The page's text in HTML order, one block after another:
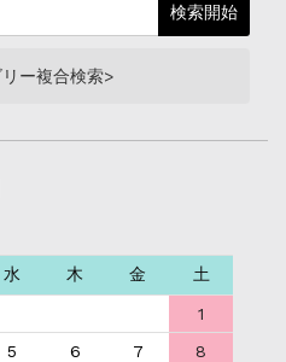
ー複合検索>
水 木 金 土
1
5 6 7
8